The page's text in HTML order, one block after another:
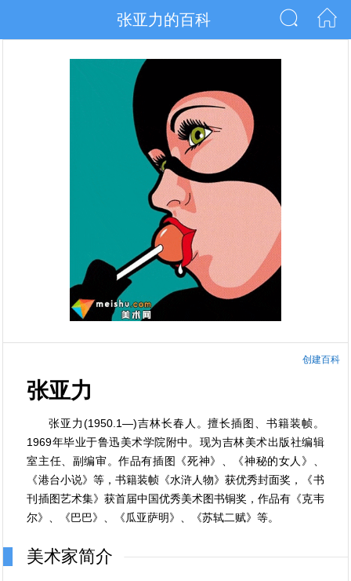
张亚力的百科
创建百科
张亚力
张亚力(1950.1—)吉林长春人。擅长插图、书籍装帧。
1969年毕业于鲁迅美术学院附中。现为吉林美术出版社编辑
室主任、副编审。作品有插图《死神》、《神秘的女人》、
《港台小说》等，书籍装帧《水浒人物》获优秀封面奖，《书
刊插图艺术集》获首届中国优秀美术图书铜奖，作品有《克韦
尔》、《巴巴》、《瓜亚萨明》、《苏轼二赋》等。
美术家简介